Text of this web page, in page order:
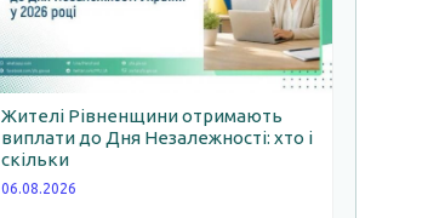
Жителі Рівненщини отримають
виплати до Дня Незалежності: хто і
скільки
06.08.2026